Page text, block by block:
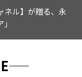
作! 週5で着たく